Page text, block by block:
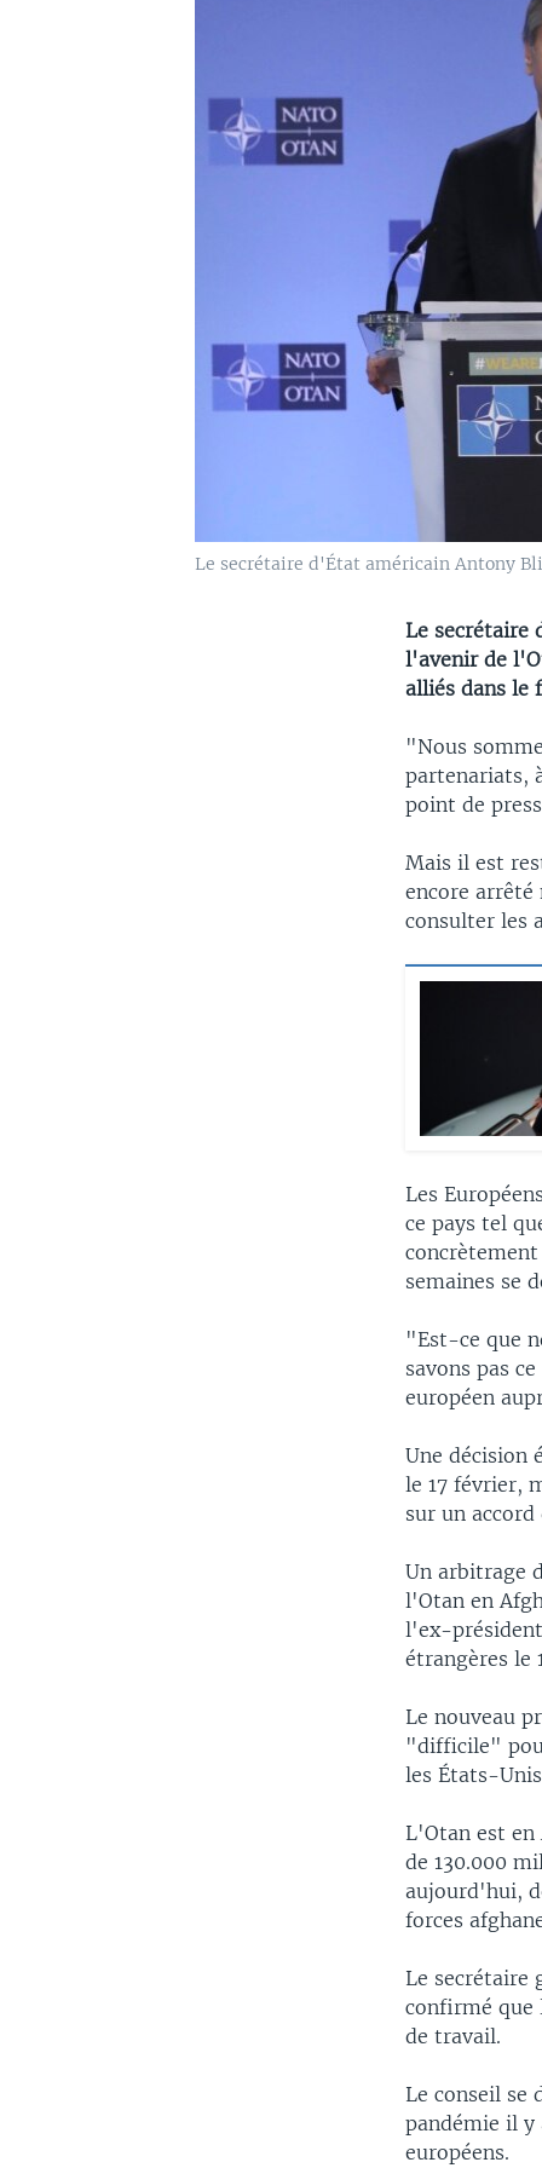
Le secrétaire d'État américain Antony
Le secrétaire
l'avenir de
alliés dans le
"Nous
partenariats,
point de
Mais il est
encore arrêté
consulter les
Les
ce pays tel
semaines se
"Est-ce que
savons pas
européen
Une décision
le 17 février,
sur un
Un arbitrage
l'Otan en
l'ex-
étrangères le
Le nouveau
"difficile"
les États-
L'Otan est en
de 130.000
aujourd'hui,
forces
Le secrétaire
confirmé que
de travail.
Le conseil se
pandémie il y
européens.